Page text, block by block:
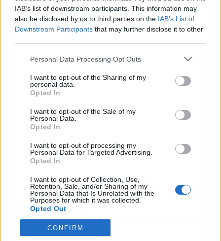
IAB’s list of downstream participants. This information may
also be disclosed by us to third parties on the IAB’s List of
Downstream Participants that may further disclose it to other
Personal Data Processing Opt Outs
I want to opt-out of the Sharing of my
personal data.
Opted In
I want to opt-out of the Sale of my
Personal Data.
Opted In
I want to opt-out of processing my
Personal Data for Targeted Advertising.
Opted In
I want to opt-out of Collection, Use,
Retention, Sale, and/or Sharing of my
Personal Data that Is Unrelated with the
Purposes for which it was collected.
Opted Out
CONFIRM